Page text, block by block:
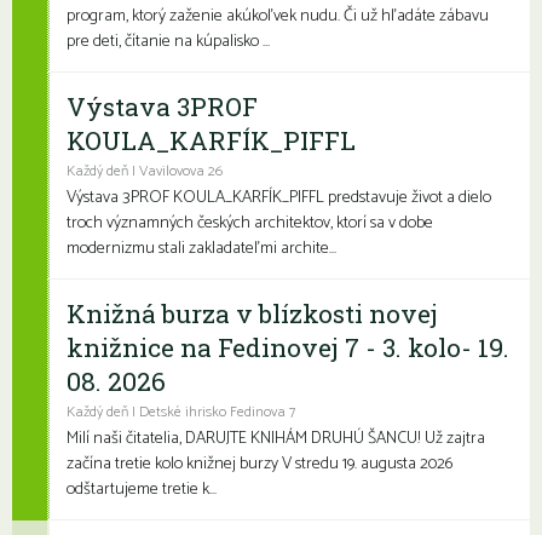
program, ktorý zaženie akúkoľvek nudu. Či už hľadáte zábavu
pre deti, čítanie na kúpalisko ...
Výstava 3PROF
KOULA_KARFÍK_PIFFL
Každý deň | Vavilovova 26
Výstava 3PROF KOULA_KARFÍK_PIFFL predstavuje život a dielo
troch významných českých architektov, ktorí sa v dobe
modernizmu stali zakladateľmi archite...
Knižná burza v blízkosti novej
knižnice na Fedinovej 7 - 3. kolo- 19.
08. 2026
Každý deň | Detské ihrisko Fedinova 7
Milí naši čitatelia, DARUJTE KNIHÁM DRUHÚ ŠANCU! Už zajtra
začína tretie kolo knižnej burzy V stredu 19. augusta 2026
odštartujeme tretie k...